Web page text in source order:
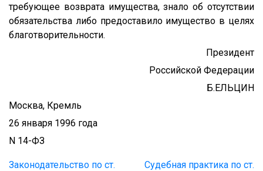
требующее возврата имущества, знало об отсутствии
обязательства либо предоставило имущество в целях
благотворительности.
Президент
Российской Федерации
Б.ЕЛЬЦИН
Москва, Кремль
26 января 1996 года
N 14-ФЗ
Законодательство по ст.
Судебная практика по ст.